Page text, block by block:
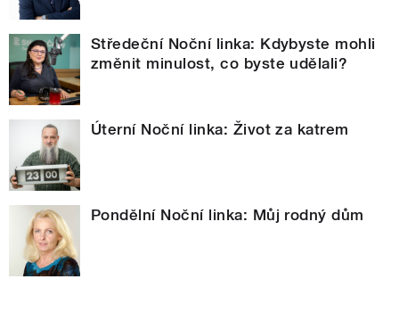
Středeční Noční linka: Kdybyste mohli
změnit minulost, co byste udělali?
Úterní Noční linka: Život za katrem
Pondělní Noční linka: Můj rodný dům